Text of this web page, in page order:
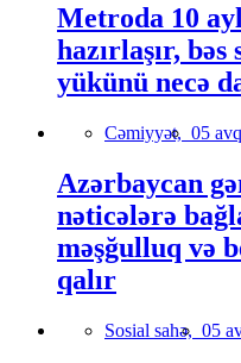
Metroda 10
hazırlaşır,
yükünü necə
Cəmiyyət, 05
Azərbaycan
nəticələrə
məşğulluq və
qalır
Sosial sahə, 05